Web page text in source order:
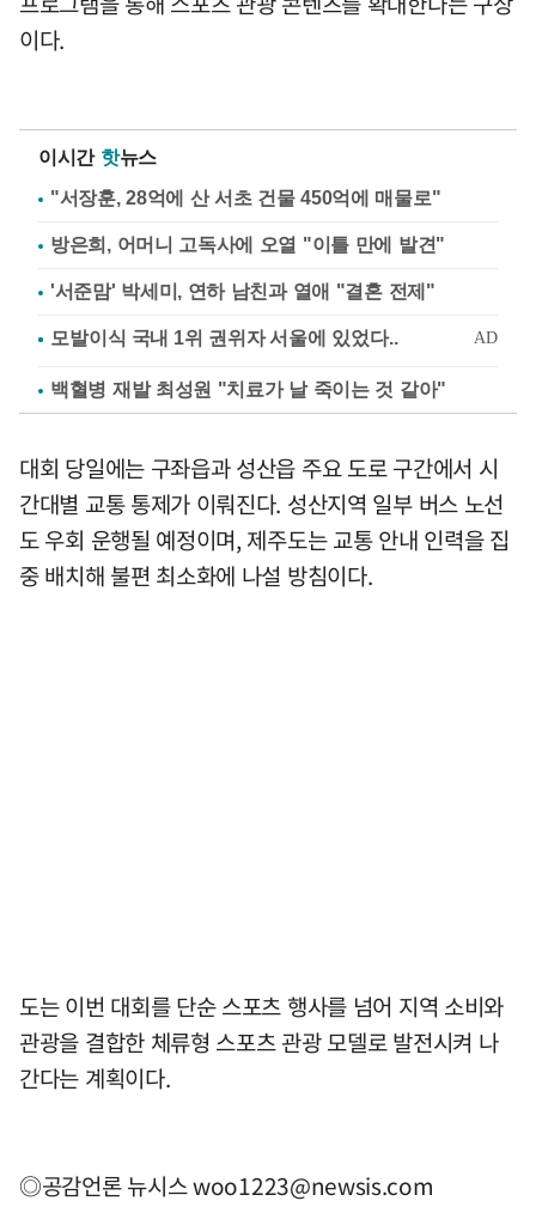
이다.
이시간 핫뉴스
"서장훈, 28억에 산 서초 건물 450억에 매물로"
방은희, 어머니 고독사에 오열 "이틀 만에 발견"
'서준맘' 박세미, 연하 남친과 열애 "결혼 전제"
백혈병 재발 최성원 "치료가 날 죽이는 것 같아"
대회 당일에는 구좌읍과 성산읍 주요 도로 구간에서 시
간대별 교통 통제가 이뤄진다. 성산지역 일부 버스 노선
도 우회 운행될 예정이며, 제주도는 교통 안내 인력을 집
중 배치해 불편 최소화에 나설 방침이다.
도는 이번 대회를 단순 스포츠 행사를 넘어 지역 소비와
관광을 결합한 체류형 스포츠 관광 모델로 발전시켜 나
간다는 계획이다.
◎공감언론 뉴시스woo1223@newsis.com